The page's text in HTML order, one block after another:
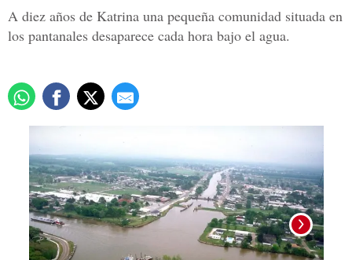
A diez años de Katrina una pequeña comunidad situada en
los pantanales desaparece cada hora bajo el agua.